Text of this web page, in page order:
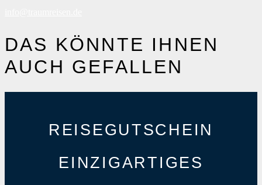
DAS KÖNNTE IHNEN
AUCH GEFALLEN
REISEGUTSCHEIN
EINZIGARTIGES